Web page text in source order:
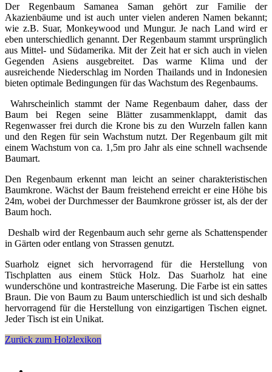
Der Regenbaum Samanea Saman gehört zur Familie der
Akazienbäume und ist auch unter vielen anderen Namen bekannt;
wie z.B. Suar, Monkeywood und Mungur. Je nach Land wird er
eben unterschiedlich genannt. Der Regenbaum stammt ursprünglich
aus Mittel- und Südamerika. Mit der Zeit hat er sich auch in vielen
Gegenden Asiens ausgebreitet. Das warme Klima und der
ausreichende Niederschlag im Norden Thailands und in Indonesien
bieten optimale Bedingungen für das Wachstum des Regenbaums.
Wahrscheinlich stammt der Name Regenbaum daher, dass der
Baum bei Regen seine Blätter zusammenklappt, damit das
Regenwasser frei durch die Krone bis zu den Wurzeln fallen kann
und den Regen für sein Wachstum nutzt. Der Regenbaum gilt mit
einem Wachstum von ca. 1,5m pro Jahr als eine schnell wachsende
Baumart.
Den Regenbaum erkennt man leicht an seiner charakteristischen
Baumkrone. Wächst der Baum freistehend erreicht er eine Höhe bis
24m, wobei der Durchmesser der Baumkrone grösser ist, als der der
Baum hoch.
Deshalb wird der Regenbaum auch sehr gerne als Schattenspender
in Gärten oder entlang von Strassen genutzt.
Suarholz eignet sich hervorragend für die Herstellung von
Tischplatten aus einem Stück Holz. Das Suarholz hat eine
wunderschöne und kontrastreiche Maserung. Die Farbe ist ein sattes
Braun. Die von Baum zu Baum unterschiedlich ist und sich deshalb
hervorragend für die Herstellung von einzigartigen Tischen eignet.
Jeder Tisch ist ein Unikat.
Zurück zum Holzlexikon